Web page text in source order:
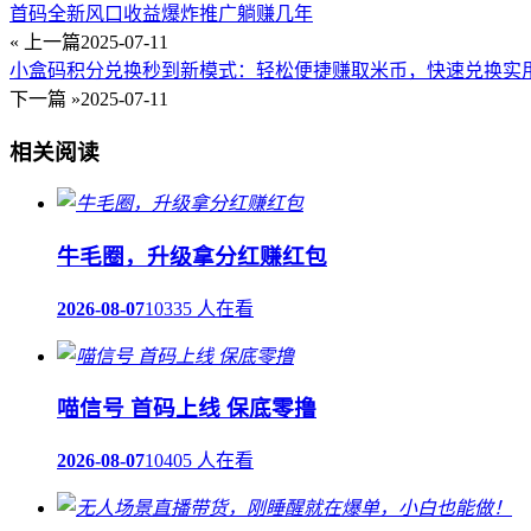
首码全新风口收益爆炸推广躺赚几年
« 上一篇2025-07-11
小盒码积分兑换秒到新模式：轻松便捷赚取米币，快速兑换实
下一篇 »2025-07-11
相关阅读
牛毛圈，升级拿分红赚红包
2026-08-0710335 人在看
喵信号 首码上线 保底零撸
2026-08-0710405 人在看